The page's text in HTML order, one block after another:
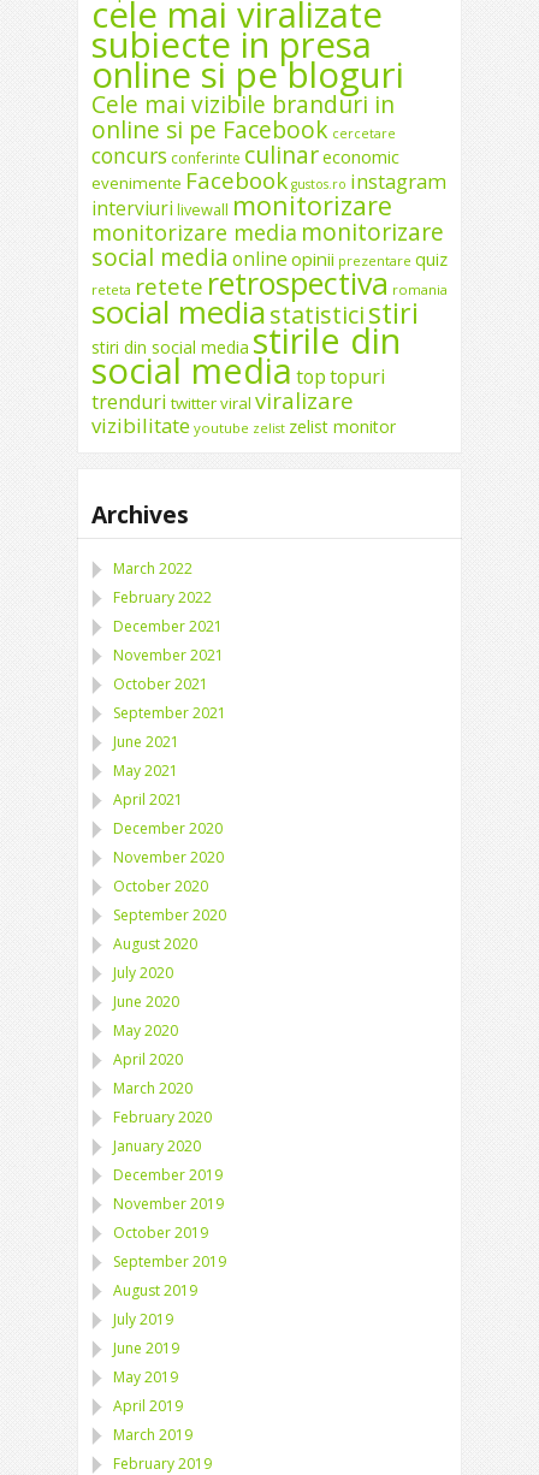
cele mai viralizate
subiecte in presa
online si pe bloguri
Cele mai vizibile branduri in
online si pe Facebook cercetare
concurs conferinte culinareconomic
evenimente Facebook gustos.ro instagram
interviuri livewall monitorizare
monitorizare media monitorizare
social media online opinii prezentare quiz
reteta retete retrospectiva romania
social mediastatisticistiri
stiri din social media stirile din
social media toptopuri
trenduri twitterviral viralizare
vizibilitate youtube zelist zelist monitor
Archives
March 2022
February 2022
December 2021
November 2021
October 2021
September 2021
June 2021
May 2021
April 2021
December 2020
November 2020
October 2020
September 2020
August 2020
July 2020
June 2020
May 2020
April 2020
March 2020
February 2020
January 2020
December 2019
November 2019
October 2019
September 2019
August 2019
July 2019
June 2019
May 2019
April 2019
March 2019
February 2019